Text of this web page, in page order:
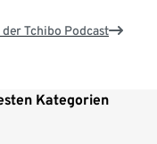
der Tchibo Podcast
Kategorien